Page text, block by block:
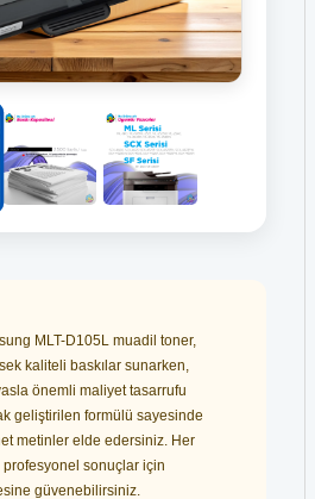
MLT-D105L muadil toner,
kaliteli baskılar sunarken,
önemli maliyet tasarrufu
geliştirilen formülü sayesinde
metinler elde edersiniz. Her
profesyonel sonuçlar için
güvenebilirsiniz.